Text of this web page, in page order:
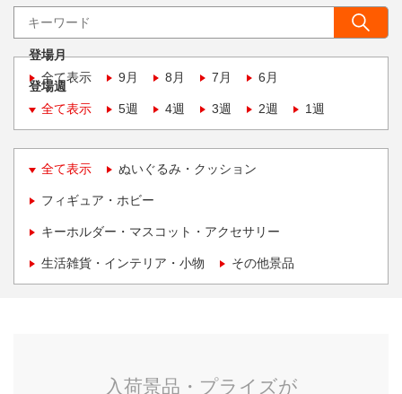
登場月
全て表示
9月 8月 7月 6月
登場週
全て表示
5週 4週 3週 2週 1週
全て表示 ぬいぐるみ・クッション
フィギュア・ホビー
キーホルダー・マスコット・アクセサリー
生活雑貨・インテリア・小物 その他景品